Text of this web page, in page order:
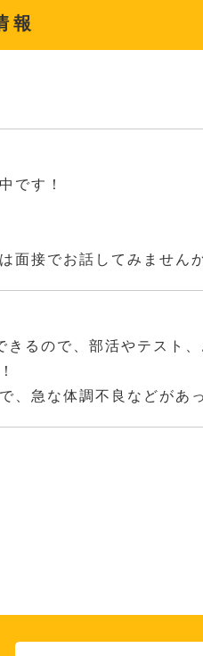
報
です！
面接でお話してみません
るので、部活やテスト
、急な体調不良などがあ